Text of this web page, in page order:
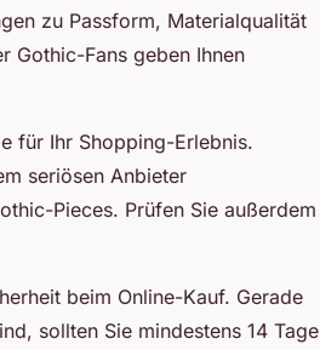
zu Passform, Materialqualität
Gothic-Fans geben Ihnen
für Ihr Shopping-Erlebnis.
seriösen Anbieter
Pieces. Prüfen Sie außerdem
beim Online-Kauf. Gerade
sollten Sie mindestens 14 Tage